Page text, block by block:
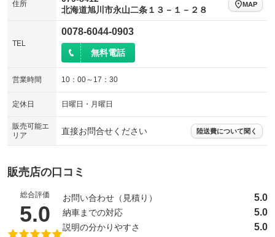
レンタカーアップ
：装備なし 展示・試乗車
：装備なし
電動格納ミラー
：装備あり
シートエアコン
：装備なし 全周囲カメラ
：装備なし
サイドカメラ
：装備なし
エアサスペンション
住所
北海道旭川市永山二条１３－１－２８
MAP
TEL
0078-6044-0903
無料電話
営業時間 10：00～17：30
定休日 日曜日・月曜日
販売可能エ
リア
直接お問合せください 陸送費について聞く
販売店の口コミ
総合評価
5.0 （5点満点中）
お問い合わせ（見積り） 5.0
納車までの対応 5.0
説明の分かりやすさ 5.0